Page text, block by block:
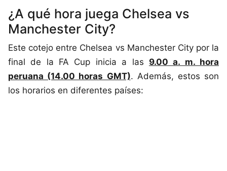
¿A qué hora juega Chelsea vs
Manchester City?
Este cotejo entre Chelsea vs Manchester City por la
final de la FA Cup inicia a las 9.00 a. m. hora
peruana (14.00 horas GMT). Además, estos son
los horarios en diferentes países: